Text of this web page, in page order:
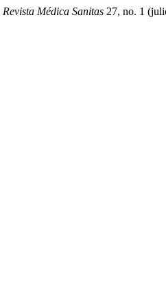
Revista Médica Sanitas 27, no. 1